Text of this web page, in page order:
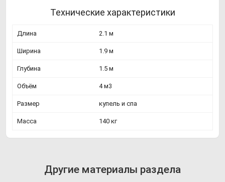
Технические характеристики
Длина 2.1 м
Ширина 1.9 м
Глубина 1.5 м
Объём 4 м3
Размер купель и спа
Масса 140 кг
Другие материалы раздела